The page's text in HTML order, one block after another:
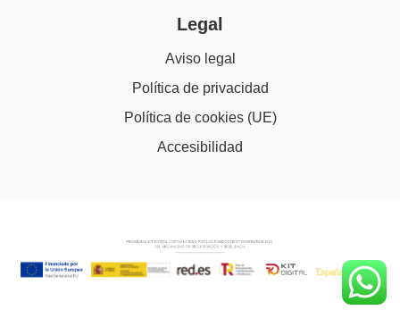
Legal
Aviso legal
Política de privacidad
Política de cookies (UE)
Accesibilidad